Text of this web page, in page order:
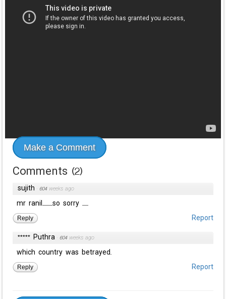
Make a Comment
Comments (2)
sujith · 604 weeks ago
mr ranil..........so sorry ......
Report
Reply
***** Puthra · 604 weeks ago
which country was betrayed.
Report
Reply